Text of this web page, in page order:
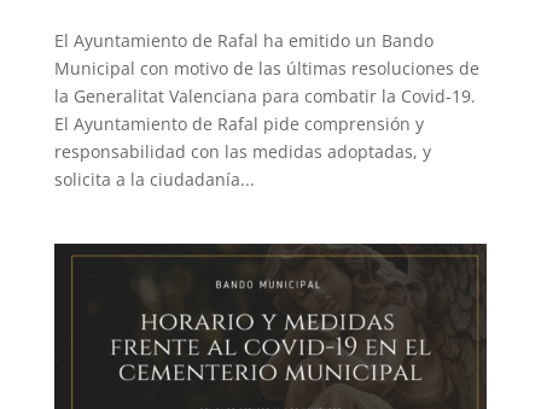
El Ayuntamiento de Rafal ha emitido un Bando
Municipal con motivo de las últimas resoluciones de
la Generalitat Valenciana para combatir la Covid-19.
El Ayuntamiento de Rafal pide comprensión y
responsabilidad con las medidas adoptadas, y
solicita a la ciudadanía...